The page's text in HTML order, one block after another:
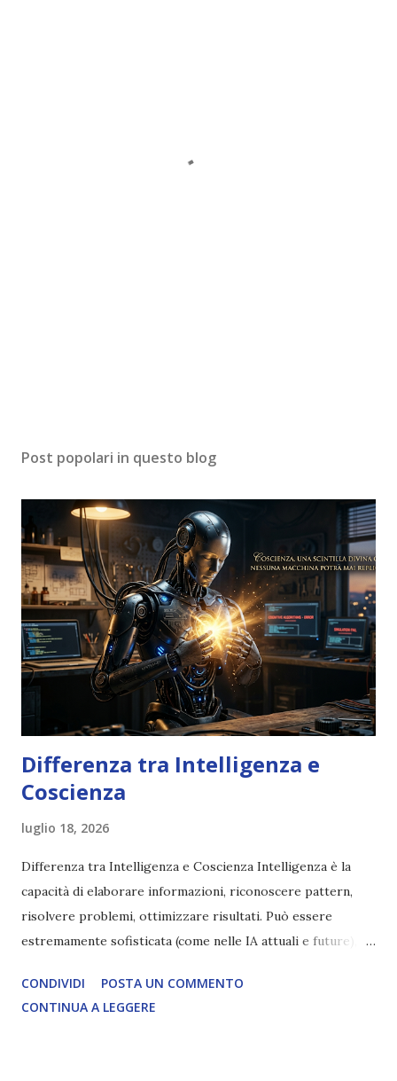
Post popolari in questo blog
Differenza tra Intelligenza e
Coscienza
luglio 18, 2026
Differenza tra Intelligenza e Coscienza Intelligenza è la
capacità di elaborare informazioni, riconoscere pattern,
risolvere problemi, ottimizzare risultati. Può essere
estremamente sofisticata (come nelle IA attuali e future),
soggettiva, non prova vero amore, non ha libero arbitrio
autentico, non ha connessione con l’Uno. Coscienza è la
CONDIVIDI
POSTA UN COMMENTO
CONTINUA A LEGGERE